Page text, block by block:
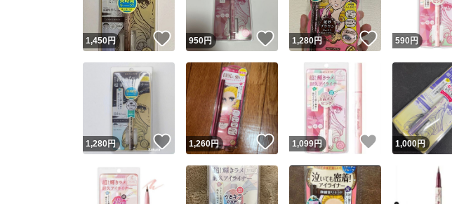
他フリマ実績◯+ このユーザー
スピード&安心発送
※このバッジは実績に基づく表示であり、発送
スピード＆安心発送
このユーザー
ます
スピード発送 このユーザー
1,450円 いいね！
950円 いいね！
1,280円 いいね！
590 円
1,280円 いいね！
1,260円 いいね！
1,099円 いいね！
1,000円